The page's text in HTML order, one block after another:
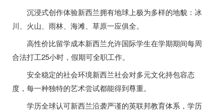
沉浸式创作体验新西兰拥有地球上极为多样的地貌：冰
川、火山、雨林、海滩、草原一应俱全。
高性价比留学成本新西兰允许国际学生在学期期间每周
合法打工25小时，假期可全职工作。
安全稳定的社会环境新西兰社会对多元文化持包容态
度，每一种独特的艺术尝试都能得到尊重。
学历全球认可新西兰沿袭严谨的英联邦教育体系，学历